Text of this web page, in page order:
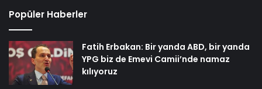
Popüler Haberler
Fatih Erbakan: Bir yanda ABD, bir yanda
YPG biz de Emevi Camii’nde namaz
kılıyoruz